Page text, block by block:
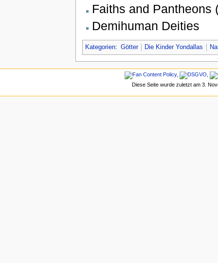
Faiths and Pantheons
Demihuman Deities
Kategorien: Götter Die Kinder Yondallas
Diese Seite wurde zuletzt am 3.